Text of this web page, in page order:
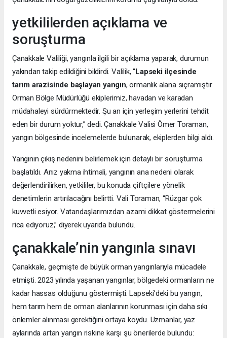
yetkililerden açıklama ve
soruşturma
Çanakkale Valiliği, yangınla ilgili bir açıklama yaparak, durumun
yakından takip edildiğini bildirdi. Valilik, “Lapseki ilçesinde
tarım arazisinde başlayan yangın, ormanlık alana sıçramıştır.
Orman Bölge Müdürlüğü ekiplerimiz, havadan ve karadan
müdahaleyi sürdürmektedir. Şu an için yerleşim yerlerini tehdit
eden bir durum yoktur,” dedi. Çanakkale Valisi Ömer Toraman,
yangın bölgesinde incelemelerde bulunarak, ekiplerden bilgi aldı.
Yangının çıkış nedenini belirlemek için detaylı bir soruşturma
başlatıldı. Anız yakma ihtimali, yangının ana nedeni olarak
değerlendirilirken, yetkililer, bu konuda çiftçilere yönelik
denetimlerin artırılacağını belirtti. Vali Toraman, “Rüzgar çok
kuvvetli esiyor. Vatandaşlarımızdan azami dikkat göstermelerini
rica ediyoruz,” diyerek uyarıda bulundu.
çanakkale’nin yangınla sınavı
Çanakkale, geçmişte de büyük orman yangınlarıyla mücadele
etmişti. 2023 yılında yaşanan yangınlar, bölgedeki ormanların ne
kadar hassas olduğunu göstermişti. Lapseki’deki bu yangın,
hem tarım hem de orman alanlarının korunması için daha sıkı
önlemler alınması gerektiğini ortaya koydu. Uzmanlar, yaz
aylarında artan yangın riskine karşı şu önerilerde bulundu: